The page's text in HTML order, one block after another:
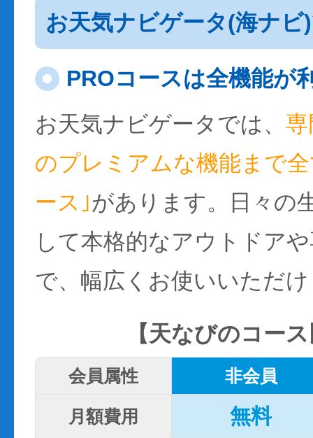
お天気ナビゲータ(海ナビ
PROコースは全機能が
お天気ナビゲータでは、
のプレミアムな機能まで
ース｣があります。日々の
して本格的なアウトドア
で、幅広くお使いいただ
【天なびのコー
会員属性 非会員
月額費用 無料